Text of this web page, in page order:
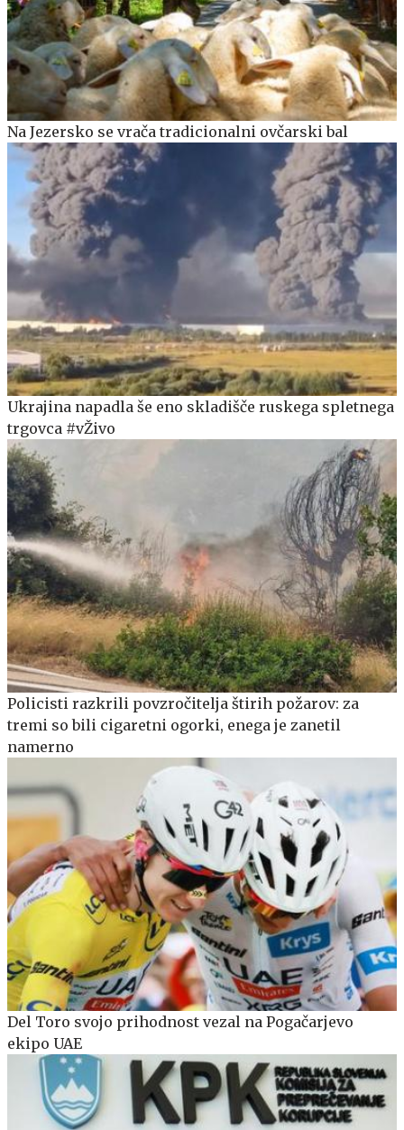
Na Jezersko se vrača tradicionalni ovčarski bal
Ukrajina napadla še eno skladišče ruskega spletnega
trgovca #vŽivo
Policisti razkrili povzročitelja štirih požarov: za
tremi so bili cigaretni ogorki, enega je zanetil
namerno
Del Toro svojo prihodnost vezal na Pogačarjevo
ekipo UAE